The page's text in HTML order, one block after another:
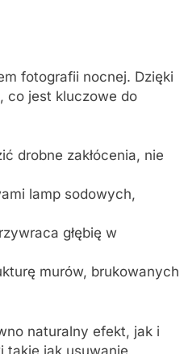
fotografii nocnej. Dzięki
co jest kluczowe do
drobne zakłócenia, nie
lamp sodowych,
głębię w
murów, brukowanych
naturalny efekt, jak i
takie jak usuwanie